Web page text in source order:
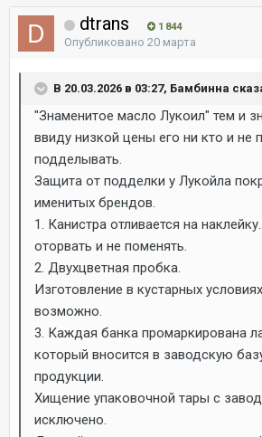
dtrans 1 844
Опубликовано 20 марта
В 20.03.2026 в 03:27, Бамбинна
"Знаменитое масло Лукоил" тем и
ввиду низкой цены его ни кто и не
подделывать.
Защита от подделки у Лукойла
именитых брендов.
1. Канистра отливается на
оторвать и не поменять.
2. Двухцветная пробка.
Изготовление в кустарных
возможно.
3. Каждая банка промаркирована
который вносится в заводскую
продукции.
Хищение упаковочной тары с
исключено.